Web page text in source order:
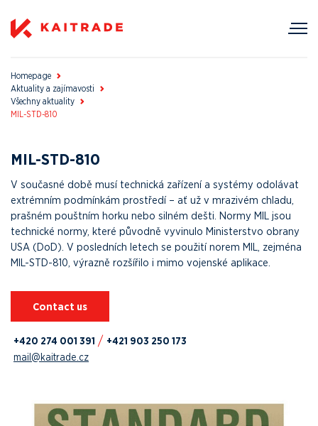
Homepage
Aktuality a zajímavosti
Všechny aktuality
MIL-STD-810
MIL-STD-810
V současné době musí technická zařízení a systémy odolávat
extrémním podmínkám prostředí – ať už v mrazivém chladu,
prašném pouštním horku nebo silném dešti. Normy MIL jsou
technické normy, které původně vyvinulo Ministerstvo obrany
USA (DoD). V posledních letech se použití norem MIL, zejména
MIL-STD-810, výrazně rozšířilo i mimo vojenské aplikace.
Contact us
+420 274 001 391 +421 903 250 173
mail@kaitrade.cz